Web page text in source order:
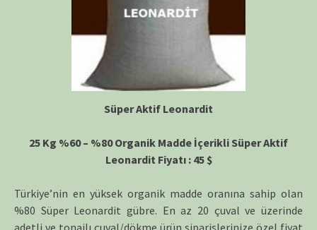
Süper Aktif Leonardit
25 Kg %60 – %80 Organik Madde İçerikli Süper Aktif
Leonardit Fiyatı : 45 $
Türkiye’nin en yüksek organik madde oranına sahip olan
%80 Süper Leonardit gübre. En az 20 çuval ve üzerinde
adetli ve tonajlı çuval/dökme ürün siparişlerinize özel fiyat